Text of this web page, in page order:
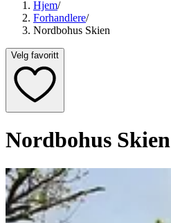
Hjem/
Forhandlere/
Nordbohus Skien
Velg favoritt
Nordbohus Skien